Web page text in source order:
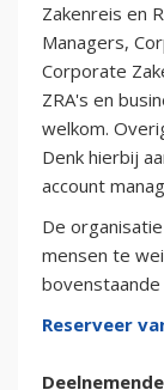
Zakenreis en
Managers,
Corporate
ZRA's en
welkom.
Denk hierbij
account
De
mensen te
Reserveer